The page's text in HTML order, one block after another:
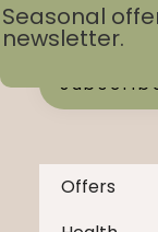
Offers
Seasonal
newsletter.